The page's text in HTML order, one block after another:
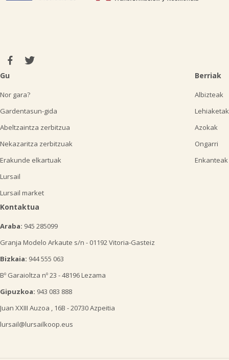
Gu
Nor gara?
Gardentasun-gida
Abeltzaintza zerbitzua
Nekazaritza zerbitzuak
Erakunde elkartuak
Lursail
Lursail market
Berriak
Albizteak
Lehiaketak
Azokak
Ongarri
Enkanteak
Kontaktua
Araba: 945 285099
Granja Modelo Arkaute s/n - 01192 Vitoria-Gasteiz
Bizkaia: 944 555 063
Bº Garaioltza nº 23 - 48196 Lezama
Gipuzkoa: 943 083 888
Juan XXIII Auzoa , 16B - 20730 Azpeitia
lursail@lursailkoop.eus